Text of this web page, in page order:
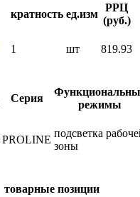
кратность ед.изм
РРЦ
(руб.)
1 шт 819.93
Серия
режимы
PROLINE
подсветка
зоны
товарные позиции